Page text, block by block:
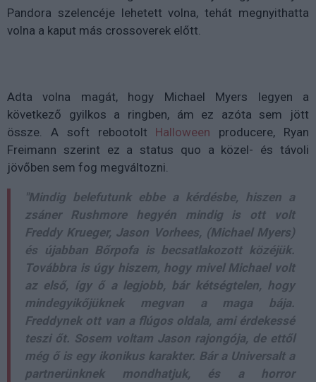
Pandora szelencéje lehetett volna, tehát megnyithatta
volna a kaput más crossoverek előtt.
Adta volna magát, hogy Michael Myers legyen a
következő gyilkos a ringben, ám ez azóta sem jött
össze. A soft rebootolt Halloween producere, Ryan
Freimann szerint ez a status quo a közel- és távoli
jövőben sem fog megváltozni.
"Mindig belefutunk ebbe a kérdésbe, hiszen a
zsáner Rushmore hegyén mindig is ott volt
Freddy Krueger, Jason Vorhees, (Michael Myers)
és újabban Bőrpofa is becsatlakozott közéjük.
Továbbra is úgy hiszem, hogy mivel Michael volt
az első, így ő a legjobb, bár kétségtelen, hogy
mindegyikőjüknek megvan a maga bája.
Freddynek ott van a flúgos oldala, ami érdekessé
teszi őt. Sosem voltam Jason rajongója, de ettől
még ő is egy ikonikus karakter. Bár a Universalt a
partnerünknek mondhatjuk, és a horror